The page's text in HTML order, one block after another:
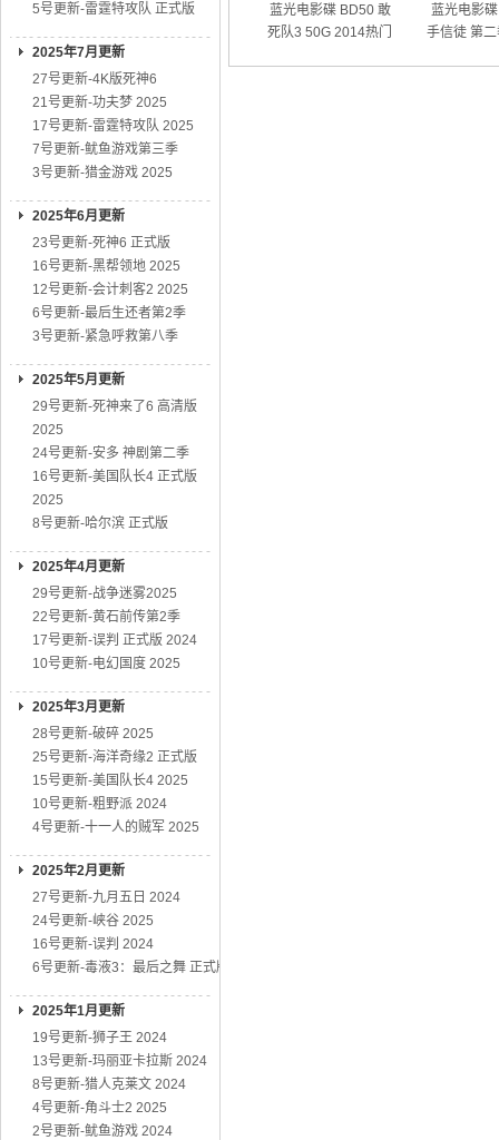
5号更新-雷霆特攻队 正式版
2025年7月更新
27号更新-4K版死神6
21号更新-功夫梦 2025
17号更新-雷霆特攻队 2025
7号更新-鱿鱼游戏第三季
3号更新-猎金游戏 2025
2025年6月更新
23号更新-死神6 正式版
16号更新-黑帮领地 2025
12号更新-会计刺客2 2025
6号更新-最后生还者第2季
3号更新-紧急呼救第八季
2025年5月更新
29号更新-死神来了6 高清版
2025
24号更新-安多 神剧第二季
16号更新-美国队长4 正式版
2025
8号更新-哈尔滨 正式版
2025年4月更新
29号更新-战争迷雾2025
22号更新-黄石前传第2季
17号更新-误判 正式版 2024
10号更新-电幻国度 2025
2025年3月更新
28号更新-破碎 2025
25号更新-海洋奇缘2 正式版
15号更新-美国队长4 2025
10号更新-粗野派 2024
4号更新-十一人的贼军 2025
2025年2月更新
27号更新-九月五日 2024
24号更新-峡谷 2025
16号更新-误判 2024
6号更新-毒液3：最后之舞 正式版
2025年1月更新
19号更新-狮子王 2024
13号更新-玛丽亚卡拉斯 2024
8号更新-猎人克莱文 2024
4号更新-角斗士2 2025
2号更新-鱿鱼游戏 2024
蓝光电影碟 BD50 敢
死队3 50G 2014热门
蓝光电影
手信徒 第